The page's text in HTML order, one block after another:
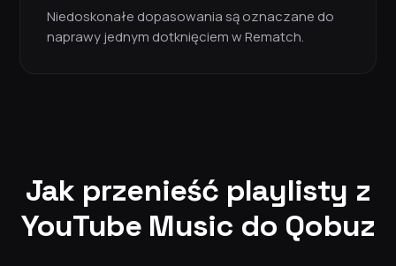
Niedoskonałe dopasowania są oznaczane do
naprawy jednym dotknięciem w Rematch.
Jak przenieść playlisty z
YouTube Music do Qobuz